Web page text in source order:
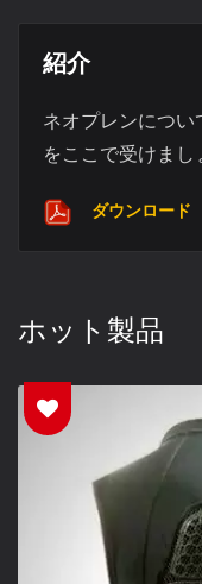
紹介
ネオプレンについ
をここで受けまし
ダウンロード
ホット製品